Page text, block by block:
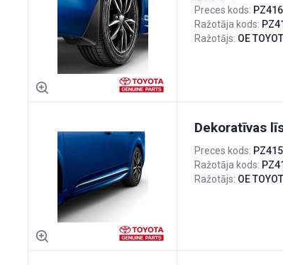
Preces kods:
Ražotāja kods:
Ražotājs: OE
Dekoratīvas
Preces kods:
Ražotāja kods:
Ražotājs: OE